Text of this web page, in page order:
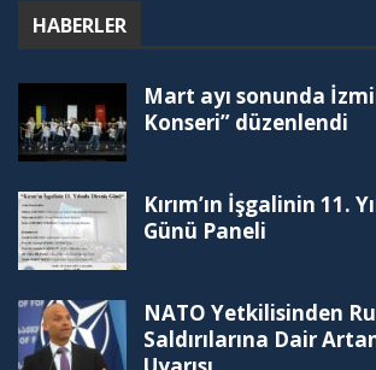
HABERLER
Mart ayı sonunda
Konseri” düzenlendi
Kırım’ın İşgalinin 11.
Günü Paneli
NATO Yetkilisinden
Saldırılarına Dair